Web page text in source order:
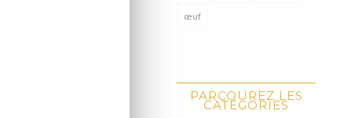
œuf
PARCOUREZ LES
CATÉGORIES